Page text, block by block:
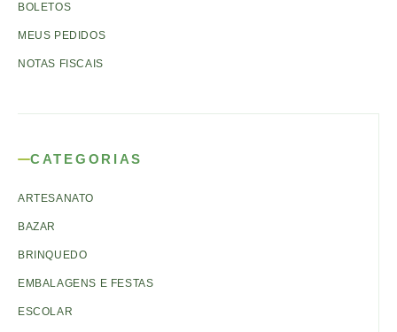
BOLETOS
MEUS PEDIDOS
NOTAS FISCAIS
CATEGORIAS
ARTESANATO
BAZAR
BRINQUEDO
EMBALAGENS E FESTAS
ESCOLAR